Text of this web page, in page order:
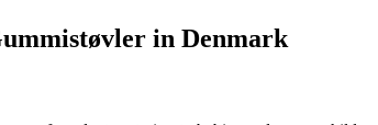
in Denmark